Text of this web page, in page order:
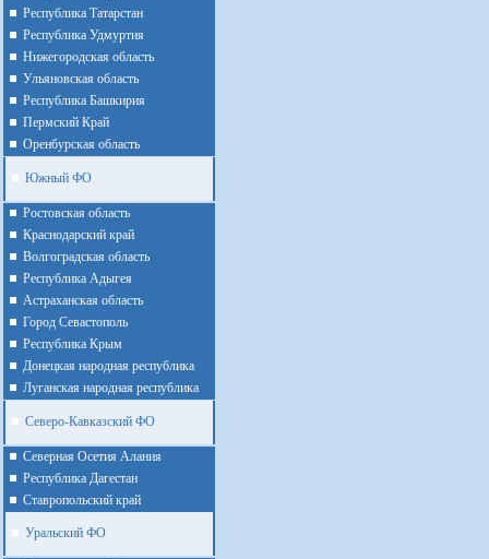
Республика Татарстан
Республика Удмуртия
Нижегородская область
Ульяновская область
Республика Башкирия
Пермский Край
Оренбурская область
Южный ФО
Ростовская область
Краснодарский край
Волгоградская область
Республика Адыгея
Астраханская область
Город Севастополь
Республика Крым
Донецкая народная республика
Луганская народная республика
Северо-Кавказский ФО
Северная Осетия Алания
Республика Дагестан
Ставропольский край
Уральский ФО